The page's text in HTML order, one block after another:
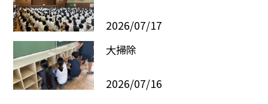
2026/07/17
大掃除
2026/07/16